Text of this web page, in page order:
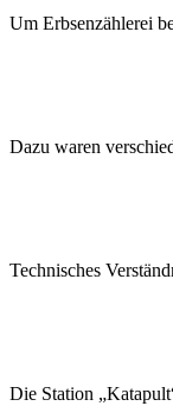
Um Erbsenzählerei
Dazu waren
Technisches
Die Station